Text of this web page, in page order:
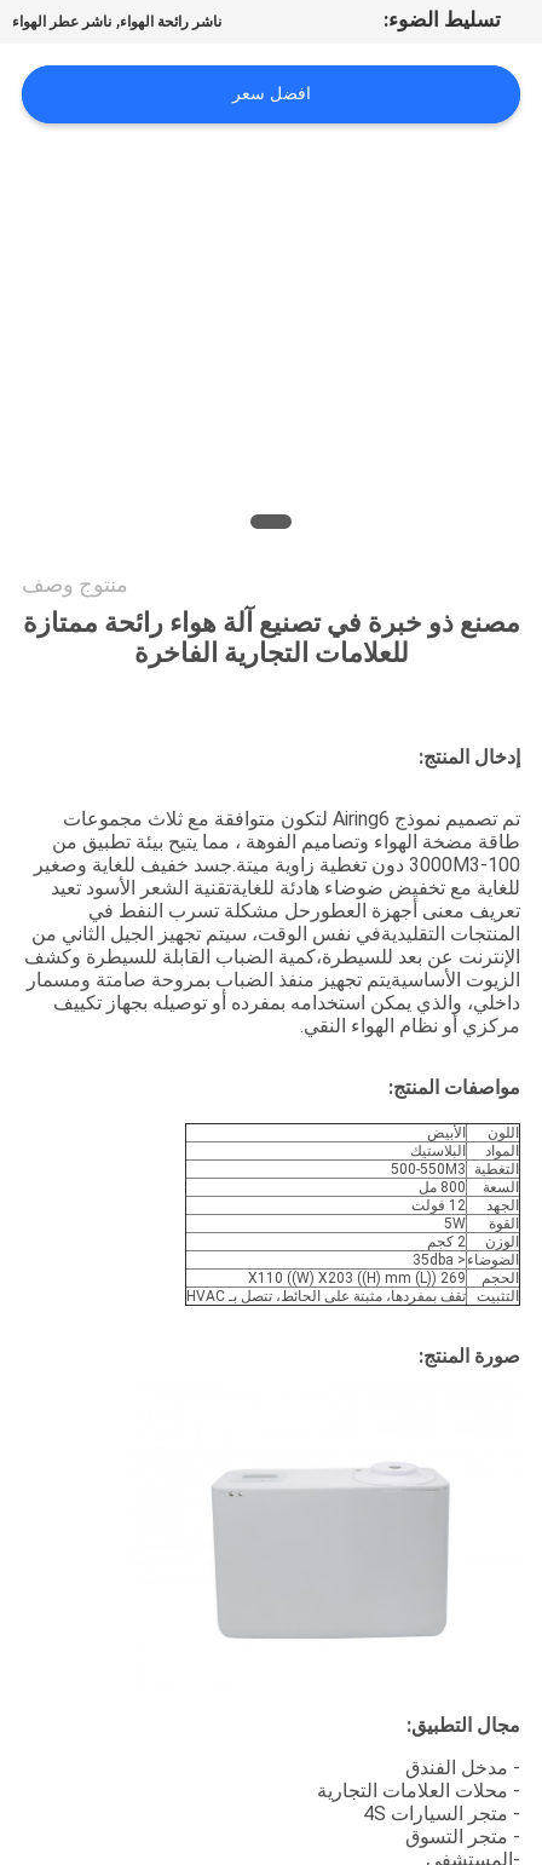
مراقبة
الجودة
الخصوصية
تسليط الضوء: ناشر رائحة الهواء, ناشر عطر الهواء
افضل سعر
منتوج وصف
مصنع ذو خبرة في تصنيع آلة هواء رائحة ممتازة
للعلامات التجارية الفاخرة
إدخال المنتج:
تم تصميم نموذج Airing6 لتكون متوافقة مع ثلاث مجموعات
طاقة مضخة الهواء وتصاميم الفوهة ، مما يتيح بيئة تطبيق من
100-3000M3 دون تغطية زاوية ميتة.جسد خفيف للغاية وصغير
للغاية مع تخفيض ضوضاء هادئة للغايةتقنية الشعر الأسود تعيد
تعريف معنى أجهزة العطورحل مشكلة تسرب النفط في
المنتجات التقليديةفي نفس الوقت، سيتم تجهيز الجيل الثاني من
الإنترنت عن بعد للسيطرة،كمية الضباب القابلة للسيطرة وكشف
الزيوت الأساسيةيتم تجهيز منفذ الضباب بمروحة صامتة ومسمار
داخلي، والذي يمكن استخدامه بمفرده أو توصيله بجهاز تكييف
مركزي أو نظام الهواء النقي.
مواصفات المنتج:
اللون
الأبيض
المواد
البلاستيك
التغطية
500-550M3
السعة
800 مل
الجهد
12 فولت
القوة
5W
الوزن
2 كجم
الضوضاء < 35dba
الحجم
269 ((L) X110 ((W) X203 ((H) mm
التثبيت
تقف بمفردها، مثبتة على الحائط، تتصل بـ HVAC
صورة المنتج:
مجال التطبيق:
- مدخل الفندق
- محلات العلامات التجارية
- متجر السيارات 4S
- متجر التسوق
-المستشفى